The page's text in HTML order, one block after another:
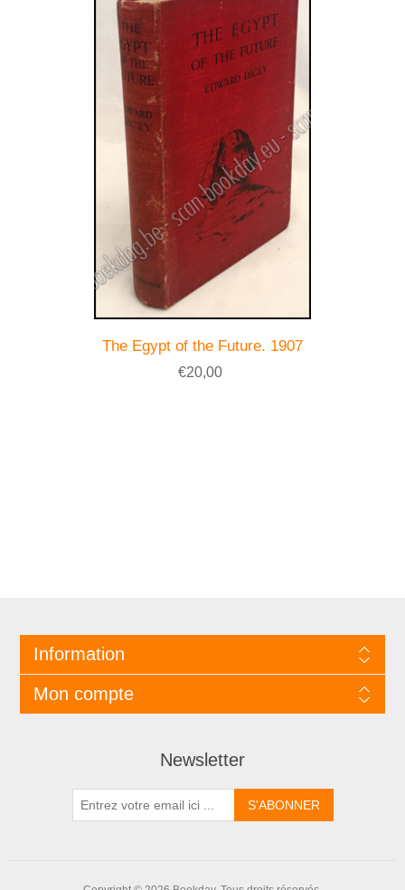
The Egypt of the Future. 1907
€20,00
Information
Mon compte
Newsletter